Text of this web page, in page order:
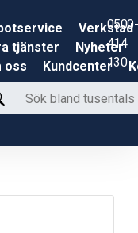
Verkstad
tjänster
Nyheter
oss
Kundcenter
0500-
414
130